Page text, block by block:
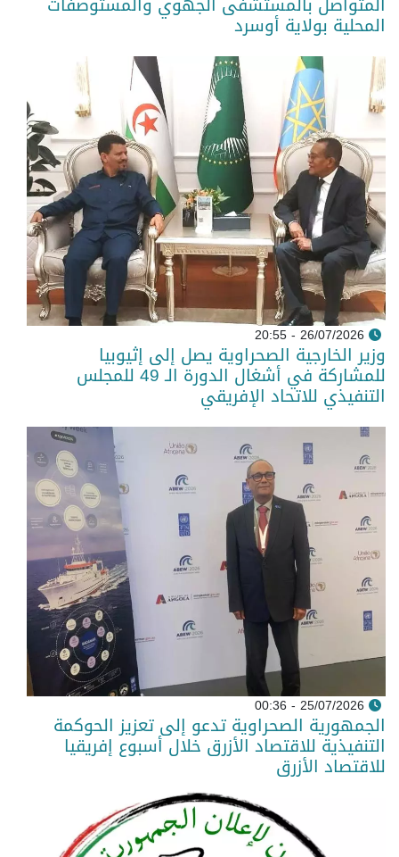
المحلية بولاية أوسرد
26/07/2026 - 20:55
وزير الخارجية الصحراوية يصل إلى إثيوبيا
للمشاركة في أشغال الدورة الـ 49 للمجلس
التنفيذي للاتحاد الإفريقي
25/07/2026 - 00:36
الجمهورية الصحراوية تدعو إلى تعزيز الحوكمة
التنفيذية للاقتصاد الأزرق خلال أسبوع إفريقيا
للاقتصاد الأزرق